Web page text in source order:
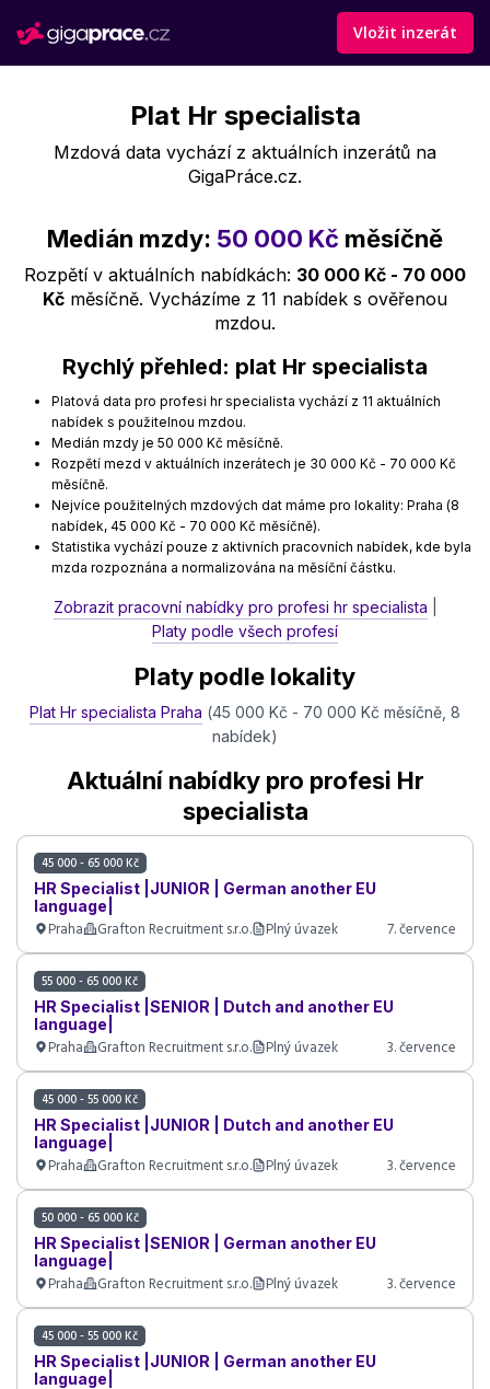
Vložit inzerát
Plat Hr specialista
Mzdová data vychází z aktuálních inzerátů na
GigaPráce.cz.
Medián mzdy: 50 000 Kč měsíčně
Rozpětí v aktuálních nabídkách: 30 000 Kč - 70 000
Kč měsíčně. Vycházíme z 11 nabídek s ověřenou
mzdou.
Rychlý přehled: plat Hr specialista
Platová data pro profesi hr specialista vychází z 11 aktuálních
nabídek s použitelnou mzdou.
Medián mzdy je 50 000 Kč měsíčně.
Rozpětí mezd v aktuálních inzerátech je 30 000 Kč - 70 000 Kč
měsíčně.
Nejvíce použitelných mzdových dat máme pro lokality: Praha (8
nabídek, 45 000 Kč - 70 000 Kč měsíčně).
Statistika vychází pouze z aktivních pracovních nabídek, kde byla
mzda rozpoznána a normalizována na měsíční částku.
Zobrazit pracovní nabídky pro profesi hr specialista
Platy podle všech profesí
Platy podle lokality
Plat Hr specialista Praha (45 000 Kč - 70 000 Kč měsíčně, 8
nabídek)
Aktuální nabídky pro profesi Hr
specialista
45 000 - 65 000 Kč
HR Specialist |JUNIOR | German another EU
language|
Praha Grafton Recruitment s.r.o. Plný úvazek 7. července
55 000 - 65 000 Kč
HR Specialist |SENIOR | Dutch and another EU
language|
Praha Grafton Recruitment s.r.o. Plný úvazek 3. července
45 000 - 55 000 Kč
HR Specialist |JUNIOR | Dutch and another EU
language|
Praha Grafton Recruitment s.r.o. Plný úvazek 3. července
50 000 - 65 000 Kč
HR Specialist |SENIOR | German another EU
language|
Praha Grafton Recruitment s.r.o. Plný úvazek 3. července
45 000 - 55 000 Kč
HR Specialist |JUNIOR | German another EU
language|